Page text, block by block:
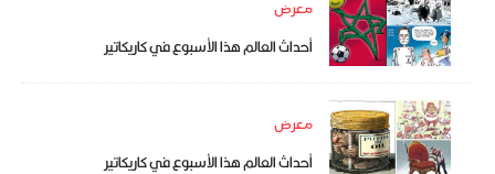
معرض
أحداث العالم هذا الأسبوع في كاريكاتير
معرض
أحداث العالم هذا الأسبوع في كاريكاتير